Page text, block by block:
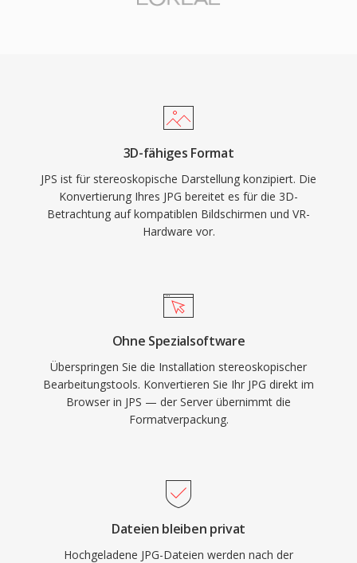
3D-fähiges Format
JPS ist für stereoskopische Darstellung konzipiert. Die
Konvertierung Ihres JPG bereitet es für die 3D-
Betrachtung auf kompatiblen Bildschirmen und VR-
Hardware vor.
Ohne Spezialsoftware
Überspringen Sie die Installation stereoskopischer
Bearbeitungstools. Konvertieren Sie Ihr JPG direkt im
Browser in JPS — der Server übernimmt die
Formatverpackung.
Dateien bleiben privat
Hochgeladene JPG-Dateien werden nach der